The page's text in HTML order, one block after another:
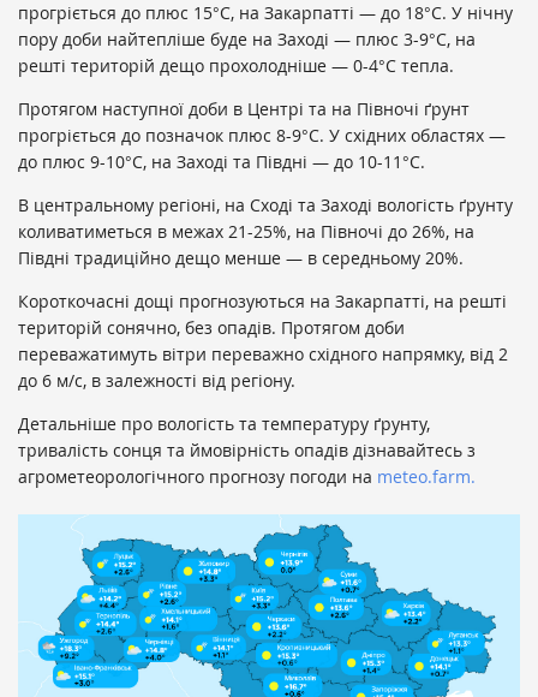
прогріється до плюс 15°С, на Закарпатті — до 18°С. У нічну
пору доби найтепліше буде на Заході — плюс 3-9°С, на
решті територій дещо прохолодніше — 0-4°С тепла.
Протягом наступної доби в Центрі та на Півночі ґрунт
прогріється до позначок плюс 8-9°С. У східних областях —
до плюс 9-10°С, на Заході та Півдні — до 10-11°С.
В центральному регіоні, на Сході та Заході вологість ґрунту
коливатиметься в межах 21-25%, на Півночі до 26%, на
Півдні традиційно дещо менше — в середньому 20%.
Короткочасні дощі прогнозуються на Закарпатті, на решті
територій сонячно, без опадів. Протягом доби
переважатимуть вітри переважно східного напрямку, від 2
до 6 м/с, в залежності від регіону.
Детальніше про вологість та температуру ґрунту,
тривалість сонця та ймовірність опадів дізнавайтесь з
агрометеорологічного прогнозу погоди на meteo.farm.